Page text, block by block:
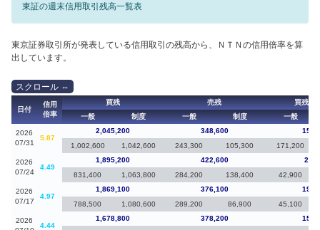
東証の週末信用取引残高一覧表
東京証券取引所が発表している信用取引の残高から、ＮＴＮの信用倍率を算
出しています。
日付
信用
倍率
買残 売残
買残（
一般
制度 一般 制度 一般
2026
07/31
5.87
2,045,200 348,600
1,002,600
1,042,600 243,300 105,300 171,200
2026
07/24
4.49
1,895,200 422,600
831,400
1,063,800 284,200 138,400 42,900
2026
07/17
4.97
1,869,100 376,100
788,500
1,080,600 289,200 86,900 45,100
2026
4.44
1,678,800 378,200